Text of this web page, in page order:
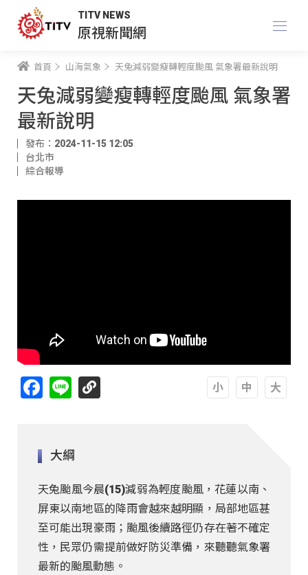
TITV NEWS
原視新聞網
首頁 山海氣象 天兔減弱變瘦轉輕度颱風 氣象署最新說明
天兔減弱變瘦轉輕度颱風 氣象署
最新說明
發布：2024-11-15 12:05
台北市
綜合報導
Facebook
Line
大綱
天兔颱風今晨(15)減弱為輕度颱風，花蓮以南、
屏東以南地區的降雨會越來越明顯，局部地區甚
至可能出現豪雨；颱風後續路徑仍存在著不確定
性，民眾仍需提前做好防災準備，來聽聽氣象署
最新的颱風動態。